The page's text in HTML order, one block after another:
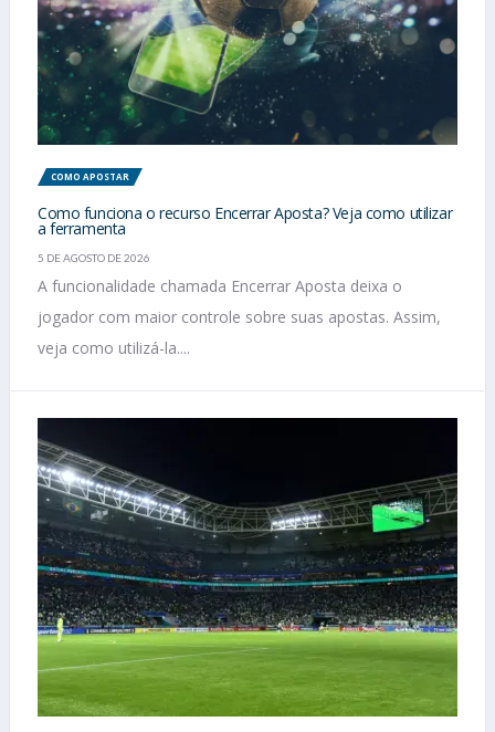
COMO APOSTAR
Como funciona o recurso Encerrar Aposta? Veja como utilizar
a ferramenta
5 DE AGOSTO DE 2026
A funcionalidade chamada Encerrar Aposta deixa o
jogador com maior controle sobre suas apostas. Assim,
veja como utilizá-la....